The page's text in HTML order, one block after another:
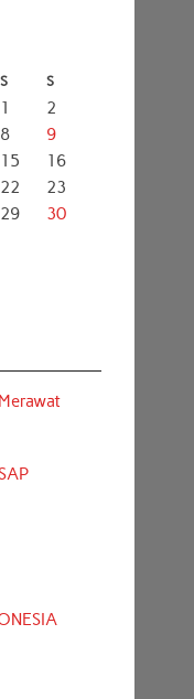
S S
1
2
8
9
15
16
22
23
29
30